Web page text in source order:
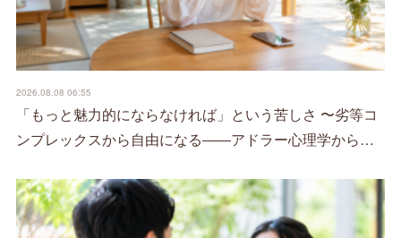
2026.08.08 06:55
「もっと魅力的にならなければ」という苦しさ 〜劣等コ
ンプレックスから自由になる――アドラー心理学から…